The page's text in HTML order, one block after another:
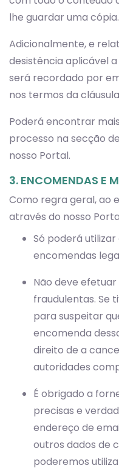
lhe guardar uma cópia.
Adicionalmente, e
desistência aplicável
será recordado por
nos termos da cláusula
Poderá encontrar
processo na secção
nosso Portal.
3. ENCOMENDAS E
Como regra geral, ao
através do nosso
Só poderá
encomendas
Não deve
fraudulentas. Se
para suspeitar
encomenda
direito de a
autoridades
É obrigado a
precisas e
endereço de
outros dados de
poderemos